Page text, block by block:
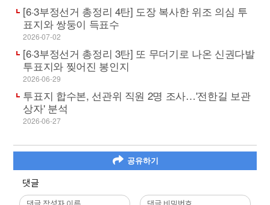
[6·3부정선거 총정리 4탄] 도장 복사한 위조 의심 투
표지와 쌍둥이 득표수
2026-07-02
[6·3부정선거 총정리 3탄] 또 무더기로 나온 신권다발
투표지와 찢어진 봉인지
2026-06-29
투표지 합수본, 선관위 직원 2명 조사…'전한길 보관
상자' 분석
2026-06-27
공유하기
댓글